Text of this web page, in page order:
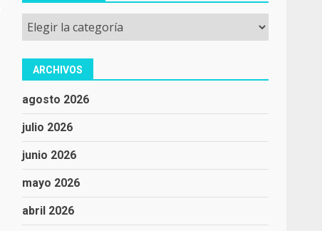
Categorías
ARCHIVOS
agosto 2026
julio 2026
junio 2026
mayo 2026
abril 2026